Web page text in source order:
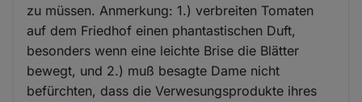
zu müssen. Anmerkung: 1.) verbreiten Tomaten
auf dem Friedhof einen phantastischen Duft,
besonders wenn eine leichte Brise die Blätter
bewegt, und 2.) muß besagte Dame nicht
befürchten, dass die Verwesungsprodukte ihres